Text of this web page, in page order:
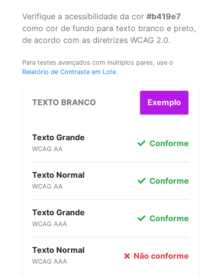
Verifique a acessibilidade da cor #b419e7
como cor de fundo para texto branco e preto,
de acordo com as diretrizes WCAG 2.0.
Para testes avançados com múltiplos pares, use o
Relatório de Contraste em Lote.
TEXTO BRANCO Exemplo
Texto Grande
WCAG AA
Conforme
Texto Normal
WCAG AA
Conforme
Texto Grande
WCAG AAA
Conforme
Texto Normal
WCAG AAA
Não conforme